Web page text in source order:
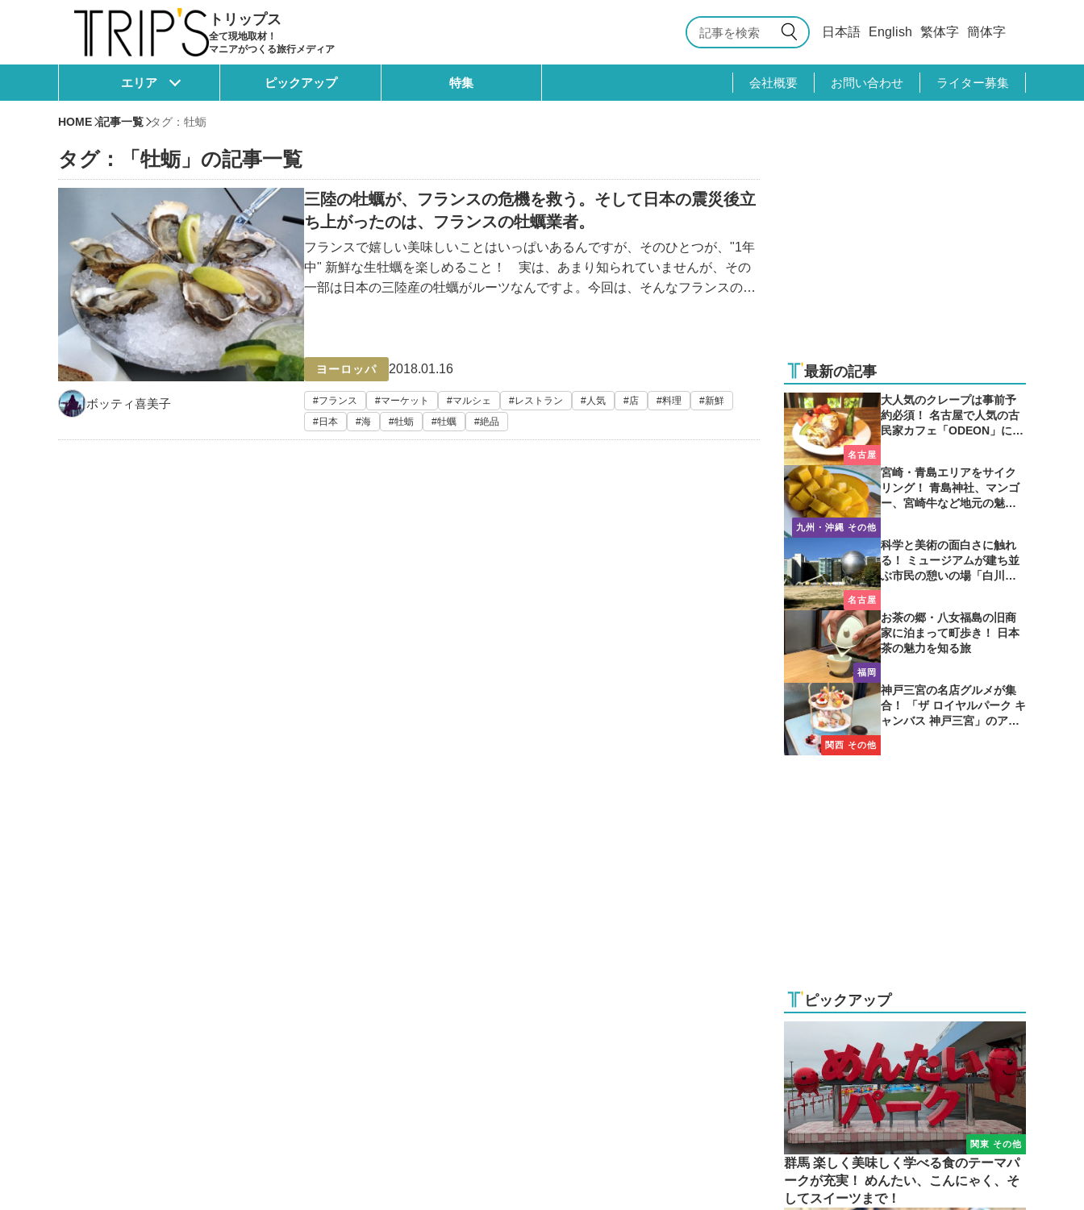
トリップス
全て現地取材！
マニアがつくる旅行メディア
日本語 English 繁体字 簡体字
エリア ピックアップ 特集 会社概要 お問い合わせ ライター募集
HOME 記事一覧 タグ：牡蛎
タグ：「牡蛎」の記事一覧
三陸の牡蠣が、フランスの危機を救う。そして日本の震災後立
ち上がったのは、フランスの牡蠣業者。
フランスで嬉しい美味しいことはいっぱいあるんですが、そのひとつが、"1年
中" 新鮮な生牡蠣を楽しめること！ 実は、あまり知られていませんが、その
一部は日本の三陸産の牡蠣がルーツなんですよ。今回は、そんなフランスの牡
蠣にまつわるお話です。 (さらに…)
ヨーロッパ 2018.01.16
ボッティ喜美子 フランス マーケット マルシェ レストラン 人気 店 料理
新鮮
日本
海 牡蛎 牡蠣 絶品
最新の記事
名古屋
大人気のクレープは事前予
約必須！ 名古屋で人気の古
民家カフェ「ODEON」に行
九州・沖縄 その他
宮崎・青島エリアをサイク
リング！ 青島神社、マンゴ
ー、宮崎牛など地元の魅力
名古屋
科学と美術の面白さに触れ
る！ ミュージアムが建ち並
ぶ市民の憩いの場「白川公
福岡
お茶の郷・八女福島の旧商
家に泊まって町歩き！ 日本
茶の魅力を知る旅
関西 その他
神戸三宮の名店グルメが集
合！ 「ザ ロイヤルパーク キ
ャンバス 神戸三宮」のアフ
ピックアップ
関東 その他
群馬 楽しく美味しく学べる食のテーマパ
ークが充実！ めんたい、こんにゃく、そ
してスイーツまで！